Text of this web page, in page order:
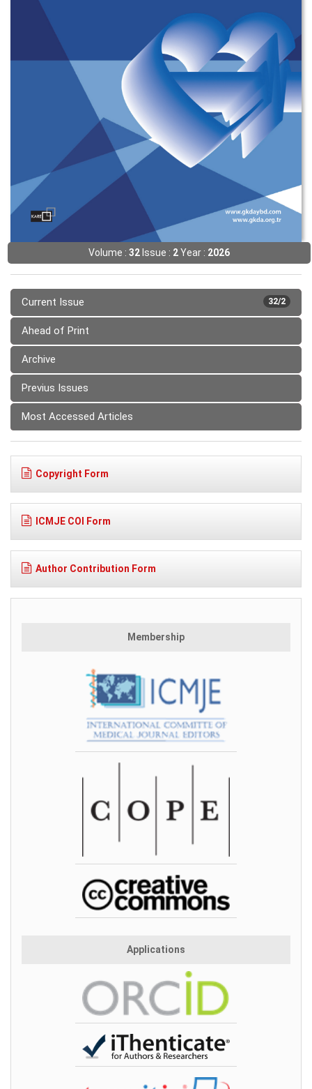
Volume : 32Issue : 2Year : 2026
32/2
Current Issue
Ahead of Print
Archive
Previus Issues
Most Accessed Articles
Copyright Form
ICMJE COI Form
Author Contribution Form
Membership
Applications